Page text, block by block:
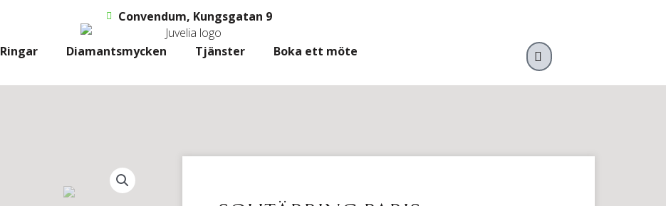
Convendum, Kungsgatan 9
Ringar Diamantsmycken Tjänster Boka ett möte VARUKORG